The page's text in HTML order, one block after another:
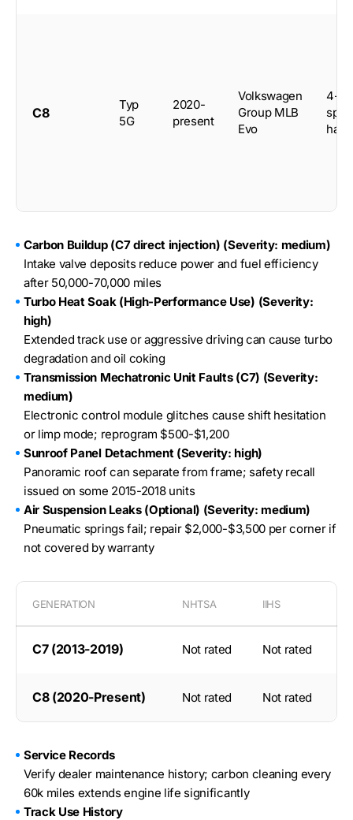
C8
Typ
5G
2020-
present
Volkswagen
Group MLB
Evo
4-
Carbon Buildup (C7 direct injection) (Severity: medium)
Intake valve deposits reduce power and fuel efficiency
after 50,000-70,000 miles
Turbo Heat Soak (High-Performance Use) (Severity:
high)
Extended track use or aggressive driving can cause turbo
degradation and oil coking
Transmission Mechatronic Unit Faults (C7) (Severity:
medium)
Electronic control module glitches cause shift hesitation
or limp mode; reprogram $500-$1,200
Sunroof Panel Detachment (Severity: high)
Panoramic roof can separate from frame; safety recall
issued on some 2015-2018 units
Air Suspension Leaks (Optional) (Severity: medium)
Pneumatic springs fail; repair $2,000-$3,500 per corner if
not covered by warranty
GENERATION NHTSA IIHS
C7 (2013-2019) Not rated Not rated
C8 (2020-Present) Not rated Not rated
Service Records
Verify dealer maintenance history; carbon cleaning every
60k miles extends engine life significantly
Track Use History